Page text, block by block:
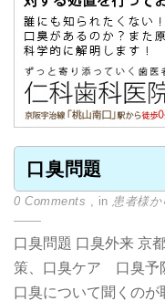
口臭問題
0 Comments , in 患者様
口臭問題 口臭外来 京
策、口臭ケア 口臭予
口臭について聞くの